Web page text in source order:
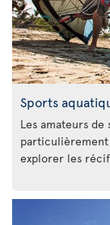
Sports
Les amateurs
particulièrement
explorer les